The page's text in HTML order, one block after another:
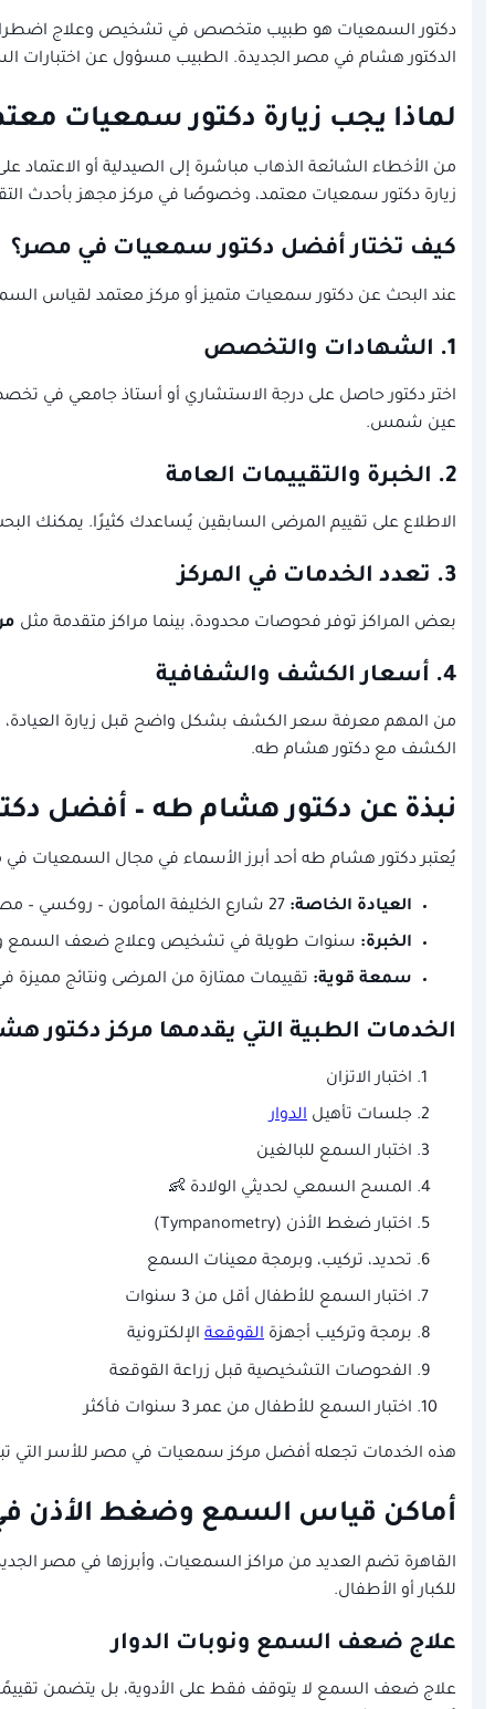
دكتور السمعيات هو طبيب متخصص في تشخيص وعلاج
الدكتور هشام في مصر الجديدة. الطبيب مسؤول عن اختبارات
لماذا يجب زيارة دكتور سمعيات
من الأخطاء الشائعة الذهاب مباشرة إلى الصيدلية أو
زيارة دكتور سمعيات معتمد، وخصوصًا في مركز مجهز بأحدث
كيف تختار أفضل دكتور سمعيات في مصر؟
عند البحث عن دكتور سمعيات متميز أو مركز معتمد لقياس
1. الشهادات والتخصص
اختر دكتور حاصل على درجة الاستشاري أو أستاذ جامعي في
عين شمس.
2. الخبرة والتقييمات العامة
الاطلاع على تقييم المرضى السابقين يُساعدك كثيرًا. يمكنك
3. تعدد الخدمات في المركز
بعض المراكز توفر فحوصات محدودة، بينما مراكز متقدمة مثل
4. أسعار الكشف والشفافية
الكشف مع دكتور هشام طه.
نبذة عن دكتور هشام طه – أفضل
يُعتبر دكتور هشام طه أحد أبرز الأسماء في مجال
العيادة الخاصة:
الخبرة: سنوات طويلة في تشخيص وعلاج ضعف السمع
سمعة قوية: تقييمات ممتازة من المرضى ونتائج مميزة
الخدمات الطبية التي يقدمها مركز دكتور
اختبار الاتزان
جلسات تأهيل الدوار
اختبار السمع للبالغين
المسح السمعي لحديثي الولادة 👶
اختبار ضغط الأذن (Tympanometry)
تحديد، تركيب، وبرمجة معينات السمع
اختبار السمع للأطفال أقل من 3 سنوات
برمجة وتركيب أجهزة القوقعة الإلكترونية
الفحوصات التشخيصية قبل زراعة القوقعة
اختبار السمع للأطفال من عمر 3 سنوات فأكثر
هذه الخدمات تجعله أفضل مركز سمعيات في مصر للأسر التي
أماكن قياس السمع وضغط الأذن في
القاهرة تضم العديد من مراكز السمعيات، وأبرزها في مصر
للكبار أو الأطفال.
علاج ضعف السمع ونوبات الدوار
علاج ضعف السمع لا يتوقف فقط على الأدوية، بل يتضمن